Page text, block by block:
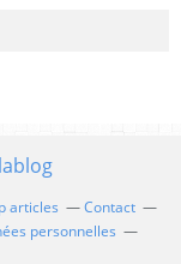
articles
Contact
personnelles